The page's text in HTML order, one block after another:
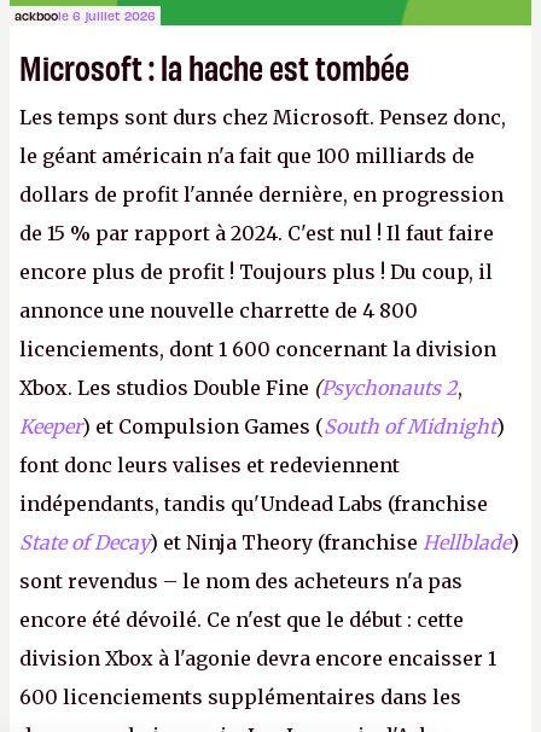
ackboole 6 juillet 2026
Microsoft : la hache est tombée
Les temps sont durs chez Microsoft. Pensez donc,
le géant américain n'a fait que 100 milliards de
dollars de profit l'année dernière, en progression
de 15 % par rapport à 2024. C'est nul ! Il faut faire
encore plus de profit ! Toujours plus ! Du coup, il
annonce une nouvelle charrette de 4 800
licenciements, dont 1 600 concernant la division
Xbox. Les studios Double Fine (Psychonauts 2,
Keeper) et Compulsion Games (South of Midnight)
font donc leurs valises et redeviennent
indépendants, tandis qu'Undead Labs (franchise
State of Decay) et Ninja Theory (franchise Hellblade)
sont revendus – le nom des acheteurs n'a pas
encore été dévoilé. Ce n'est que le début : cette
division Xbox à l'agonie devra encore encaisser 1
600 licenciements supplémentaires dans les